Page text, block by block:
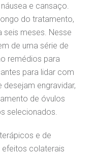
e cansaço.
do tratamento,
seis meses. Nesse
de uma série de
remédios para
para lidar com
desejam engravidar,
de óvulos
selecionados.
e de
colaterais